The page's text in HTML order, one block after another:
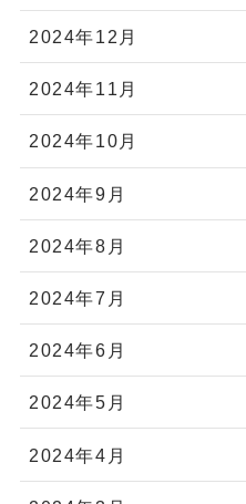
2024年12月
2024年11月
2024年10月
2024年9月
2024年8月
2024年7月
2024年6月
2024年5月
2024年4月